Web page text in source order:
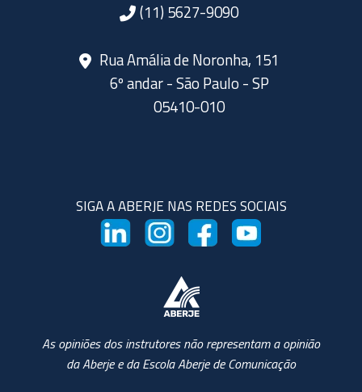
(11) 5627-9090
Rua Amália de Noronha, 151
6º andar - São Paulo - SP
05410-010
SIGA A ABERJE NAS REDES SOCIAIS
As opiniões dos instrutores não representam a opinião
da Aberje e da Escola Aberje de Comunicação